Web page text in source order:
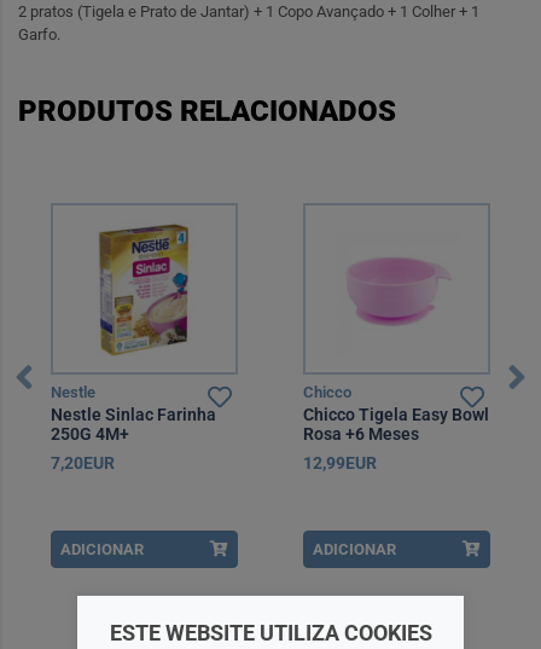
2 pratos (Tigela e Prato de Jantar) + 1 Copo Avançado + 1 Colher + 1
Garfo.
PRODUTOS RELACIONADOS
Nestle
Nestle Sinlac Farinha
250G 4M+
7,20EUR
ADICIONAR
Chicco
Chicco Tigela Easy Bowl
Rosa +6 Meses
12,99EUR
ADICIONAR
ESTE WEBSITE UTILIZA COOKIES